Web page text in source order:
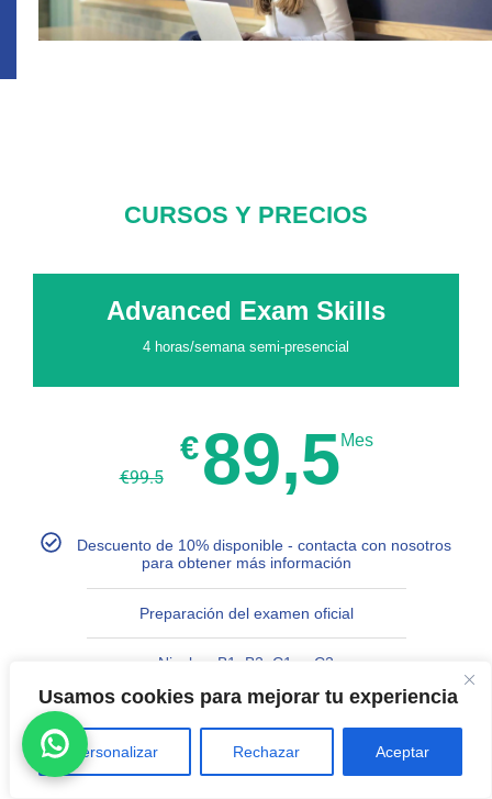
Usamos cookies para mejorar tu experiencia
Personalizar Rechazar Aceptar
CURSOS Y PRECIOS
Advanced Exam Skills
4 horas/semana semi-presencial
€99.5
€89,5Mes
Descuento de 10% disponible - contacta con nosotros
para obtener más información
Preparación del examen oficial
Niveles: B1, B2, C1, o C2
2 horas/semana presencial en Murcia + acceso al curso
online
Técnicas avanzadas en redacción